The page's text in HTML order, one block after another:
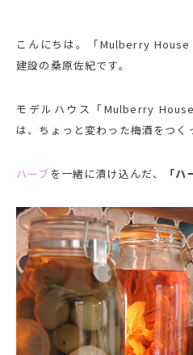
こんにちは。「Mulberry
建設の桑原佐紀です。
モデルハウス「Mulberry
は、ちょっと変わった梅酒をつく
ハーブ を一緒に漬け込んだ、 「ハ